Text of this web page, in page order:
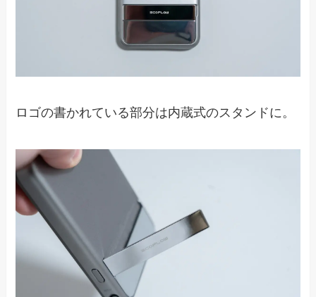
ロゴの書かれている部分は内蔵式のスタンドに。